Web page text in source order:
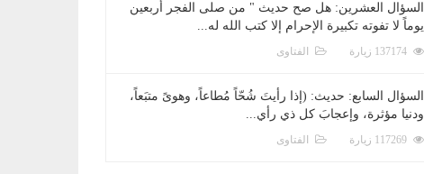
السؤال العشرين: هل صح حديث " من صلى الفجر أربعين
يوماً لا تفوته تكبيرة الإحرام إلا كتب الله له...
الفتاوى
السؤال السابع: حديث: (إذا رأيتَ شُحّاً مُطاعاً، وهوىً متبَعاً،
ودنيا مؤثرة، وإعجابَ كل ذي رأي...
الفتاوى